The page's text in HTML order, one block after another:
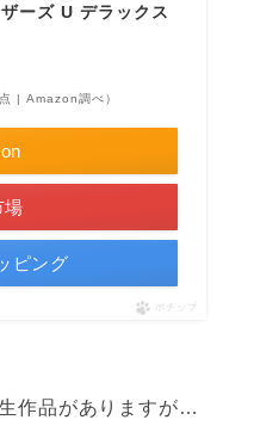
ーズ U デラックス
| Amazon調べ）
場
ピング
ポチップ
作品がありますが…